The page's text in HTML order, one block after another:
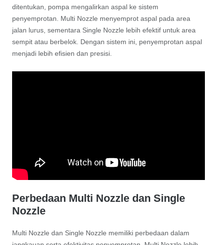
ditentukan, pompa mengalirkan aspal ke sistem
penyemprotan. Multi Nozzle menyemprot aspal pada area
jalan lurus, sementara Single Nozzle lebih efektif untuk area
sempit atau berbelok. Dengan sistem ini, penyemprotan aspal
menjadi lebih efisien dan presisi.
Perbedaan Multi Nozzle dan Single
Nozzle
Multi Nozzle dan Single Nozzle memiliki perbedaan dalam